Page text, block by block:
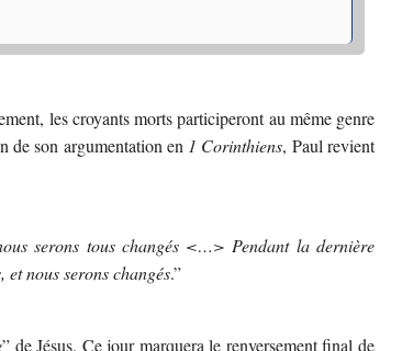
les croyants morts participeront au même genre
de son argumentation en 1 Corinthiens, Paul revient
serons tous changés <…> Pendant la dernière
nous serons changés.”
” de Jésus. Ce jour marquera le renversement final de